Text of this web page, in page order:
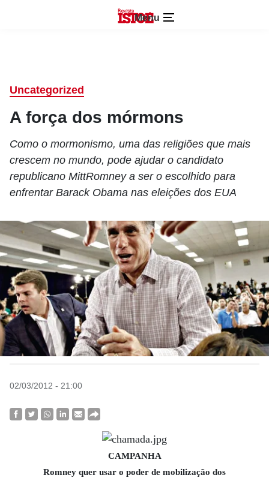
Menu
Uncategorized
A força dos mórmons
Como o mormonismo, uma das religiões que mais
crescem no mundo, pode ajudar o candidato
republicano MittRomney a ser o escolhido para
enfrentar Barack Obama nas eleições dos EUA
02/03/2012 - 21:00
CAMPANHA
Romney quer usar o poder de mobilização dos